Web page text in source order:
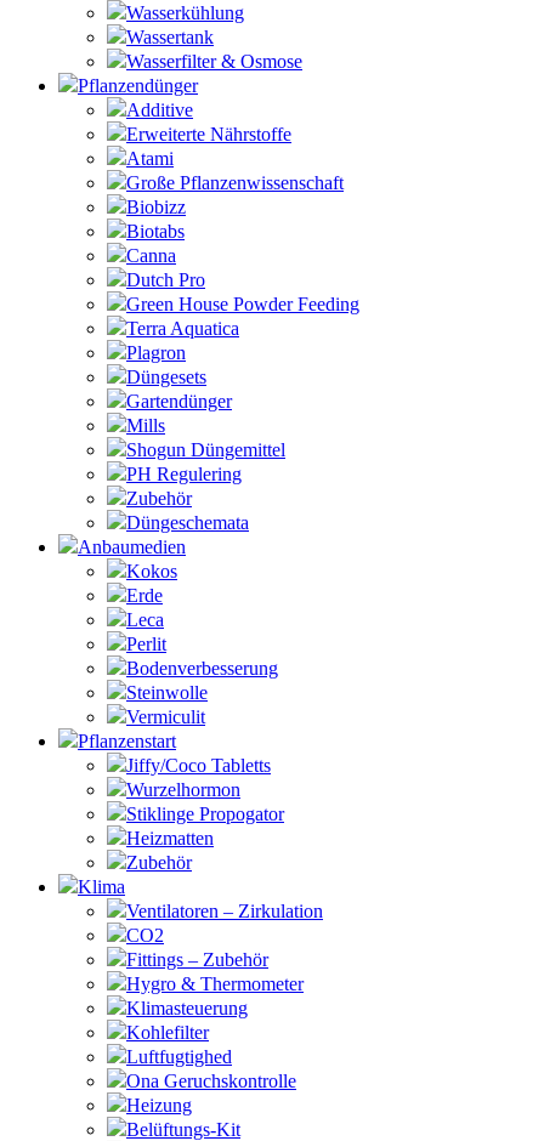
Wasserkühlung
Wassertank
Wasserfilter & Osmose
Pflanzendünger
Additive
Erweiterte Nährstoffe
Atami
Große Pflanzenwissenschaft
Biobizz
Biotabs
Canna
Dutch Pro
Green House Powder Feeding
Terra Aquatica
Plagron
Düngesets
Gartendünger
Mills
Shogun Düngemittel
PH Regulering
Zubehör
Düngeschemata
Anbaumedien
Kokos
Erde
Leca
Perlit
Bodenverbesserung
Steinwolle
Vermiculit
Pflanzenstart
Jiffy/Coco Tabletts
Wurzelhormon
Stiklinge Propogator
Heizmatten
Zubehör
Klima
Ventilatoren – Zirkulation
CO2
Fittings – Zubehör
Hygro & Thermometer
Klimasteuerung
Kohlefilter
Luftfugtighed
Ona Geruchskontrolle
Heizung
Belüftungs-Kit